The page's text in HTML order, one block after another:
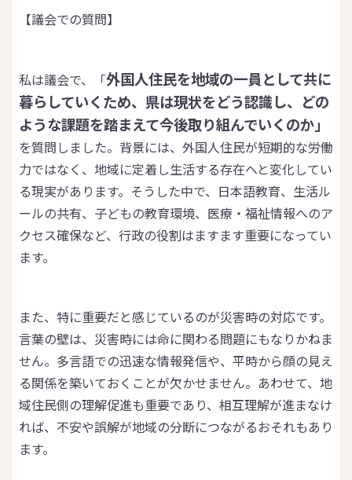
【議会での質問】
私は議会で、「外国人住民を地域の一員として共に
暮らしていくため、県は現状をどう認識し、どの
ような課題を踏まえて今後取り組んでいくのか」
を質問しました。背景には、外国人住民が短期的な労働
力ではなく、地域に定着し生活する存在へと変化してい
る現実があります。そうした中で、日本語教育、生活ル
ールの共有、子どもの教育環境、医療・福祉情報へのア
クセス確保など、行政の役割はますます重要になってい
ます。
また、特に重要だと感じているのが災害時の対応です。
言葉の壁は、災害時には命に関わる問題にもなりかねま
せん。多言語での迅速な情報発信や、平時から顔の見え
る関係を築いておくことが欠かせません。あわせて、地
域住民側の理解促進も重要であり、相互理解が進まなけ
れば、不安や誤解が地域の分断につながるおそれもあり
ます。